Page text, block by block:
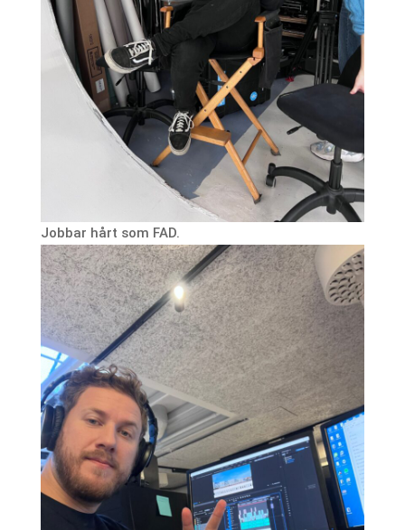
Jobbar hårt som FAD.